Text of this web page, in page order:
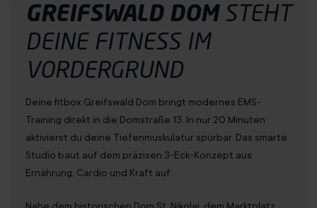
GREIFSWALD DOM STEHT
DEINE FITNESS IM
VORDERGRUND
Deine fitbox Greifswald Dom bringt modernes EMS-
Training direkt in die Domstraße 13. In nur 20 Minuten
aktivierst du deine Tiefenmuskulatur spürbar. Das smarte
Studio baut auf dem präzisen 3-Eck-Konzept aus
Ernährung, Cardio und Kraft auf.